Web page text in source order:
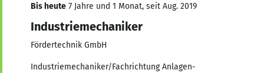
Bis heute 7 Jahre und 1 Monat, seit Aug. 2019
Industriemechaniker
Fördertechnik GmbH
Industriemechaniker/Fachrichtung Anlagen-